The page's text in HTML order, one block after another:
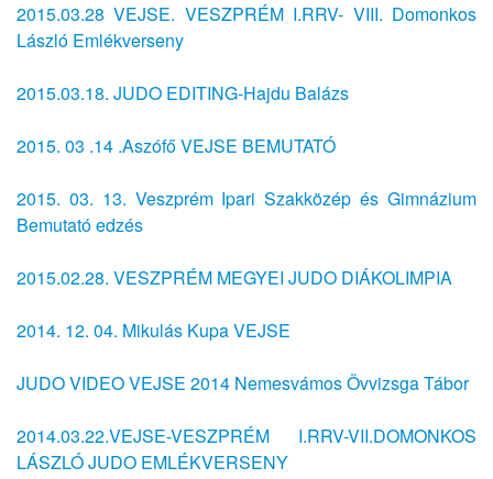
2015.03.28 VEJSE. VESZPRÉM I.RRV- VIII. Domonkos
László Emlékverseny
2015.03.18. JUDO EDITING-Hajdu Balázs
2015. 03 .14 .Aszófő VEJSE BEMUTATÓ
2015. 03. 13. Veszprém Ipari Szakközép és Gimnázium
Bemutató edzés
2015.02.28. VESZPRÉM MEGYEI JUDO DIÁKOLIMPIA
2014. 12. 04. Mikulás Kupa VEJSE
JUDO VIDEO VEJSE 2014 Nemesvámos Övvizsga Tábor
2014.03.22.VEJSE-VESZPRÉM I.RRV-VII.DOMONKOS
LÁSZLÓ JUDO EMLÉKVERSENY